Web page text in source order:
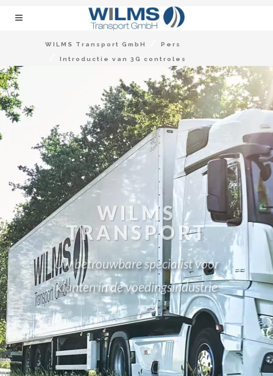
WILMS Transport GmbH Pers
Introductie van 3G controles
WILMS
TRANSPORT
Uw betrouwbare specialist voor
klanten in de voedingsindustrie